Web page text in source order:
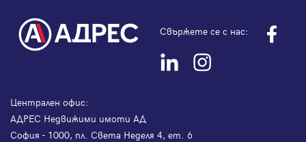
Свържете се с нас:
Централен офис:
АДРЕС Недвижими имоти АД
София - 1000, пл. Света Неделя 4, ет. 6